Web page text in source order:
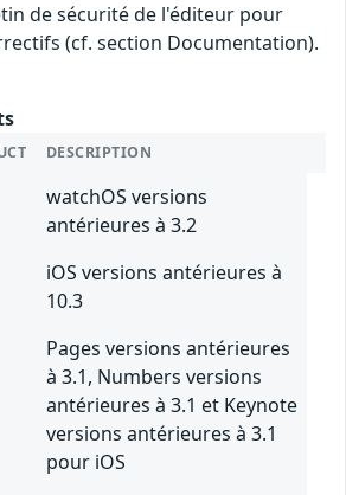
de sécurité de l'éditeur pour
(cf. section Documentation).
DESCRIPTION
watchOS versions
antérieures à 3.2
iOS versions antérieures à
10.3
Pages versions antérieures
à 3.1, Numbers versions
antérieures à 3.1 et Keynote
versions antérieures à 3.1
pour iOS